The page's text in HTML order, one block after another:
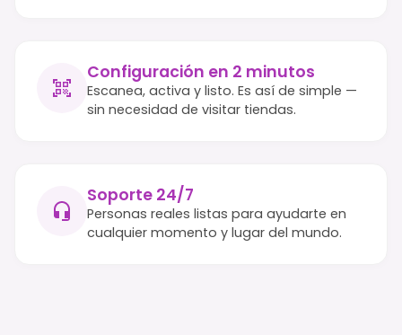
Configuración en 2 minutos
Escanea, activa y listo. Es así de simple —
sin necesidad de visitar tiendas.
Soporte 24/7
Personas reales listas para ayudarte en
cualquier momento y lugar del mundo.